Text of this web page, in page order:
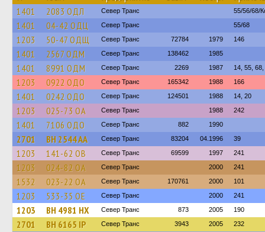
1401 2083 ОДЛ Север Транс 55/56/68/
1401 04-42 ОДЦ Север Транс 55/68
1203 50-47 ОДЩ Север Транс 72784 1979 146
1401 2567 ОДМ Север Транс 138462 1985
1401 8991 ОДМ Север Транс 2269 1987 14, 55,
1203 0922 ОДО Север Транс 165342 1988 166
1401 0242 ОДО Север Транс 124501 1988 14, 20
1203 025-73 ОА Север Транс 1988 242
1401 7106 ОДО Север Транс 882 1990
2701 BH 2544 AA Север Транс 83204 04.1996 39
1203 141-62 ОВ Север Транс 69599 1997 241
1203 024-82 ОА Север Транс 2000 241
1532 023-22 ОА Север Транс 170761 2000 101
1203 533-35 ОЕ Север Транс 2000 241
1203 BH 4981 HX Север Транс 873 2005 190
2701 BH 6165 IP Север Транс 3943 2005 232